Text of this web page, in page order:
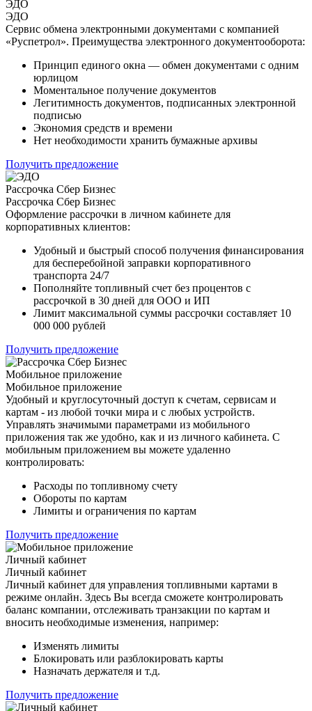
ЭДО
ЭДО
Сервис обмена электронными документами с компанией
«Руспетрол». Преимущества электронного документооборота:
Принцип единого окна — обмен документами с одним
юрлицом
Моментальное получение документов
Легитимность документов, подписанных электронной
подписью
Экономия средств и времени
Нет необходимости хранить бумажные архивы
Получить предложение
Рассрочка Сбер Бизнес
Рассрочка Сбер Бизнес
Оформление рассрочки в личном кабинете для
корпоративных клиентов:
Удобный и быстрый способ получения финансирования
для бесперебойной заправки корпоративного
транспорта 24/7
Пополняйте топливный счет без процентов с
рассрочкой в 30 дней для ООО и ИП
Лимит максимальной суммы рассрочки составляет 10
000 000 рублей
Получить предложение
Мобильное приложение
Мобильное приложение
Удобный и круглосуточный доступ к счетам, сервисам и
картам - из любой точки мира и с любых устройств.
Управлять значимыми параметрами из мобильного
приложения так же удобно, как и из личного кабинета. С
мобильным приложением вы можете удаленно
контролировать:
Расходы по топливному счету
Обороты по картам
Лимиты и ограничения по картам
Получить предложение
Личный кабинет
Личный кабинет
Личный кабинет для управления топливными картами в
режиме онлайн. Здесь Вы всегда сможете контролировать
баланс компании, отслеживать транзакции по картам и
вносить необходимые изменения, например:
Изменять лимиты
Блокировать или разблокировать карты
Назначать держателя и т.д.
Получить предложение